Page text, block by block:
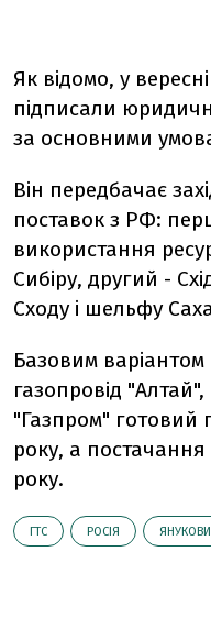
Як відомо, у
підписали
за основними
Він передбачає
поставок з РФ:
використання
Сибіру, другий -
Сходу і шельфу
Базовим варіантом
газопровід
"Газпром" готовий
року, а постачання
року.
ГТС РОСІЯ